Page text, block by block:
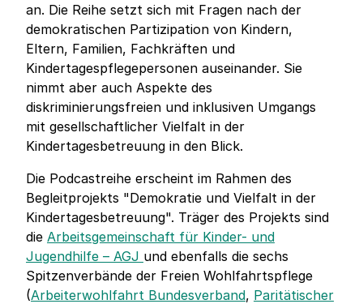
an. Die Reihe setzt sich mit Fragen nach der
demokratischen Partizipation von Kindern,
Eltern, Familien, Fachkräften und
Kindertagespflegepersonen auseinander. Sie
nimmt aber auch Aspekte des
diskriminierungsfreien und inklusiven Umgangs
mit gesellschaftlicher Vielfalt in der
Kindertagesbetreuung in den Blick.
Die Podcastreihe erscheint im Rahmen des
Begleitprojekts "Demokratie und Vielfalt in der
Kindertagesbetreuung". Träger des Projekts sind
die Arbeitsgemeinschaft für Kinder- und
Jugendhilfe – AGJ und ebenfalls die sechs
Spitzenverbände der Freien Wohlfahrtspflege
(Arbeiterwohlfahrt Bundesverband, Paritätischer